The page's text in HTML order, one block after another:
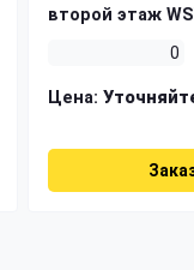
второй этаж
0
Цена: